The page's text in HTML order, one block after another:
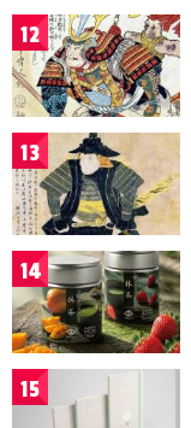
12
13
14
15